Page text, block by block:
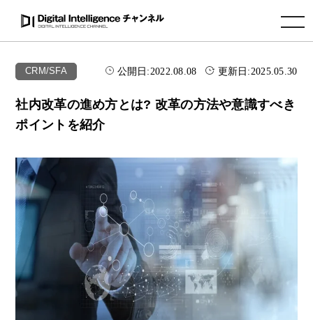
toggle navigation
CRM/SFA 公開日:2022.08.08 更新日:2025.05.30
社内改革の進め方とは? 改革の方法や意識すべき
ポイントを紹介